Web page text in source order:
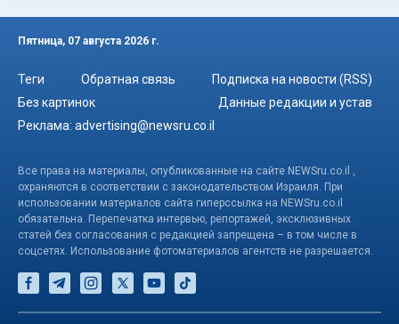
Пятница, 07 августа 2026 г.
Теги Обратная связь
Подписка на новости (RSS)
Без картинок
Данные редакции и устав
Реклама: advertising@newsru.co.il
Все права на материалы, опубликованные на сайте NEWSru.co.il ,
охраняются в соответствии с законодательством Израиля. При
использовании материалов сайта гиперссылка на NEWSru.co.il
обязательна. Перепечатка интервью, репортажей, эксклюзивных
статей без согласования с редакцией запрещена – в том числе в
соцсетях. Использование фотоматериалов агентств не разрешается.